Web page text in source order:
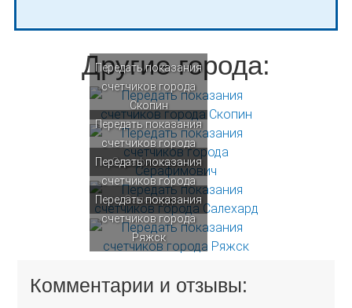
Другие города:
Передать показания
счетчиков города
Скопин
Передать показания
счетчиков города
Серафимович
Передать показания
счетчиков города
Салехард
Передать показания
счетчиков города
Ряжск
Комментарии и отзывы: